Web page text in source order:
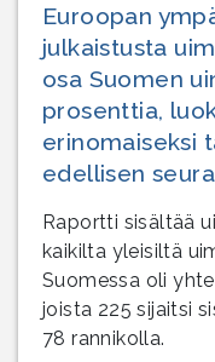
Euroopan
julkaistusta
osa Suomen
prosenttia,
erinomaiseksi
edellisen
Raportti sisältää
kaikilta yleisiltä
Suomessa oli
joista 225 sijaitsi
78 rannikolla.